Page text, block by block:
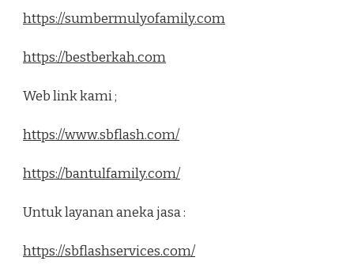
https://sumbermulyofamily.com
https://bestberkah.com
Web link kami ;
https://www.sbflash.com/
https://bantulfamily.com/
Untuk layanan aneka jasa :
https://sbflashservices.com/